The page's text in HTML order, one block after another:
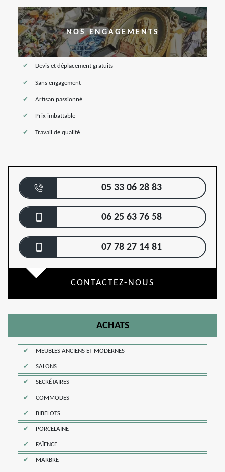
NOS ENGAGEMENTS
Devis et déplacement gratuits
Sans engagement
Artisan passionné
Prix imbattable
Travail de qualité
05 33 06 28 83
06 25 63 76 58
07 78 27 14 81
CONTACTEZ-NOUS
ACHATS
MEUBLES ANCIENS ET MODERNES
SALONS
SECRÉTAIRES
COMMODES
BIBELOTS
PORCELAINE
FAÏENCE
MARBRE